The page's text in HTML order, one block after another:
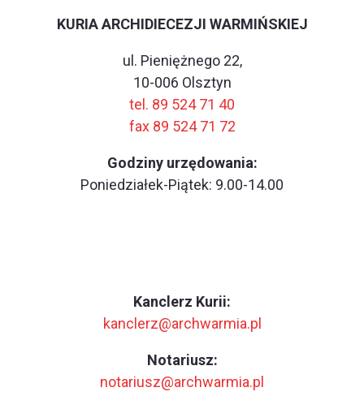
KURIA ARCHIDIECEZJI WARMIŃSKIEJ
ul. Pieniężnego 22,
10-006 Olsztyn
tel. 89 524 71 40
fax 89 524 71 72
Godziny urzędowania:
Poniedziałek-Piątek: 9.00-14.00
Kanclerz Kurii:
kanclerz@archwarmia.pl
Notariusz:
notariusz@archwarmia.pl